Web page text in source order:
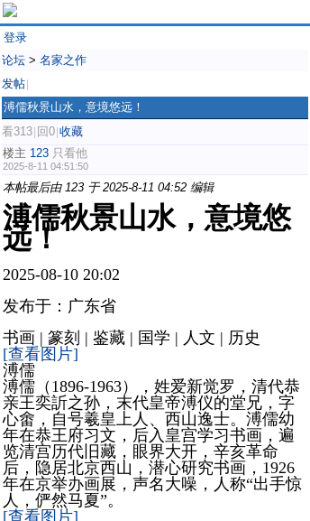
登录
论坛 > 名家之作
发帖
溥儒秋景山水，意境悠远！
看313 回0 收藏
楼主 123 只看他
2025-8-11 04:51:50
本帖最后由 123 于 2025-8-11 04:52 编辑
溥儒秋景山水，意境悠
远！
2025-08-10 20:02
发布于：广东省
书画 | 篆刻 | 鉴藏 | 国学 | 人文 | 历史
[查看图片]
溥儒
溥儒（1896-1963），姓爱新觉罗，清代恭
亲王奕訢之孙，末代皇帝溥仪的堂兄，字
心畬，自号羲皇上人、西山逸士。溥儒幼
年在恭王府习文，后入皇宫学习书画，遍
览清宫历代旧藏，眼界大开，辛亥革命
后，隐居北京西山，潜心研究书画，1926
年在京举办画展，声名大噪，人称“出手惊
人，俨然马夏”。
[查看图片]